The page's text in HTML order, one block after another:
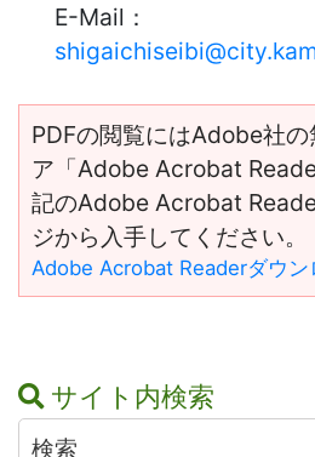
E-Mail：
PDFの閲覧にはAdobe社
ア「Adobe Acrobat
記のAdobe Acrobat
ジから入手してください。
Adobe Acrobat Readerダウン
サイト内検索